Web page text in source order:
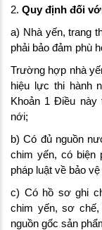
2. Quy định đối
a) Nhà yến, trang
phải bảo đảm phù
Trường hợp nhà
hiệu lực thi hành
Khoản 1 Điều
nới;
b) Có đủ nguồn
chim yến, có biện
pháp luật về bảo
c) Có hồ sơ ghi
chim yến, sơ
nguồn gốc sản